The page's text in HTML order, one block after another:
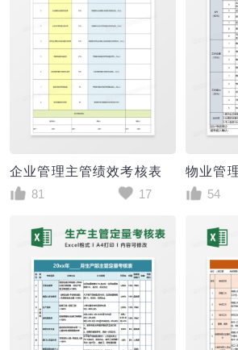
企业管理主管绩效考核表
81
17
54